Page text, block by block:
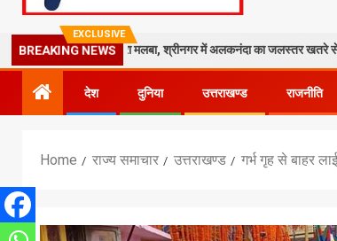
EXCLUSIVE
BREAKING NEWS
मंदिर पर गिरा मलबा, श्रीनगर में अलकनंदा का जलस्तर खतरे से नीचे लेकिन अलर्ट
देश दुनिया उत्तराखण्ड राजनीति
Home राज्य समाचार उत्तराखण्ड गर्भ गृह से बाहर